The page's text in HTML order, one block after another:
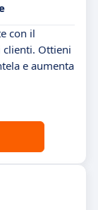
con il
clienti. Ottieni
e aumenta